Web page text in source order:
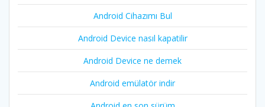
Android Cihazımı Bul
Android Device nasıl kapatilir
Android Device ne demek
Android emülatör indir